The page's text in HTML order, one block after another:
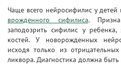
Чаще всего нейросифилис у детей
врожденного сифилиса.
заподозрить сифилис у
костей. У новорожденных
исходя только из
ликвора. Диагностика должна